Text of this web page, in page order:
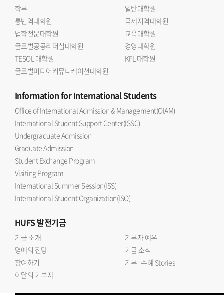
학부
일반대학원
통번역대학원
국제지역대학원
법학전문대학원
교육대학원
글로벌공공리더십대학원
경영대학원
TESOL 대학원
KFL 대학원
글로벌미디어커뮤니케이션대학원
Informationfor International Students
Office of International Admission & Management(OIAM)
International Student Support Center(ISSC)
Undergraduate Admission
Graduate Admission
Student Exchange Program
Visiting Program
International Summer Session(ISS)
International Student Organization(ISO)
HUFS발전기금
기금 소개
기부자 예우
명예의 전당
기금 소식
참여하기
기부·수혜 Stories
이달의 기부자